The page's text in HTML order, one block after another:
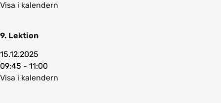
Visa i kalendern
9. Lektion
15.12.2025
09:45 - 11:00
Visa i kalendern